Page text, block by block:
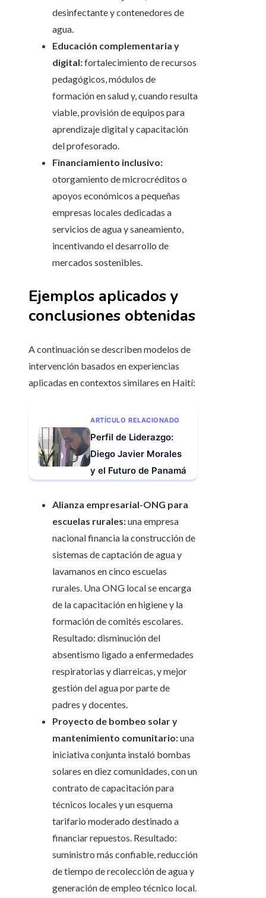
desinfectante y contenedores de
agua.
Educación complementaria y
digital:fortalecimiento de recursos
pedagógicos, módulos de
formación en salud y, cuando resulta
viable, provisión de equipos para
aprendizaje digital y capacitación
del profesorado.
Financiamiento inclusivo:
otorgamiento de microcréditos o
apoyos económicos a pequeñas
empresas locales dedicadas a
servicios de agua y saneamiento,
incentivando el desarrollo de
mercados sostenibles.
Ejemplos aplicados y
conclusiones obtenidas
A continuación se describen modelos de
intervención basados en experiencias
aplicadas en contextos similares en Haití:
ARTÍCULO RELACIONADO
Perfil de Liderazgo:
Diego Javier Morales
y el Futuro de Panamá
Alianza empresarial-ONG para
escuelas rurales:una empresa
nacional financia la construcción de
sistemas de captación de agua y
lavamanos en cinco escuelas
rurales. Una ONG local se encarga
de la capacitación en higiene y la
formación de comités escolares.
Resultado: disminución del
absentismo ligado a enfermedades
respiratorias y diarreicas, y mejor
gestión del agua por parte de
padres y docentes.
Proyecto de bombeo solar y
mantenimiento comunitario:una
iniciativa conjunta instaló bombas
solares en diez comunidades, con un
contrato de capacitación para
técnicos locales y un esquema
tarifario moderado destinado a
financiar repuestos. Resultado:
suministro más confiable, reducción
de tiempo de recolección de agua y
generación de empleo técnico local.